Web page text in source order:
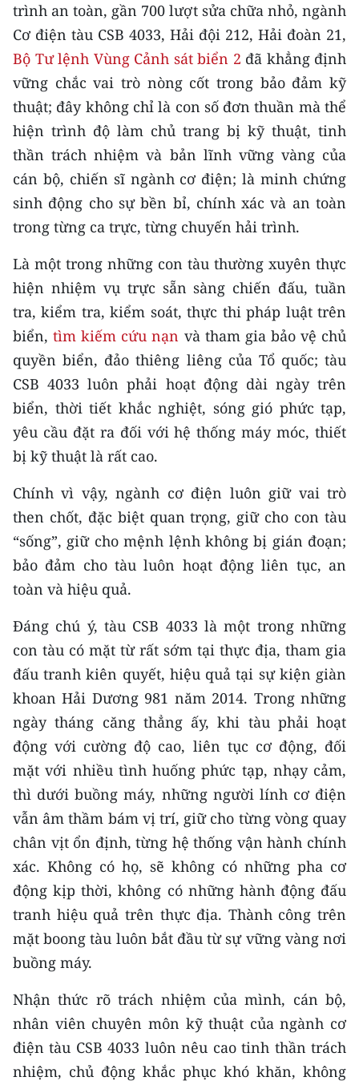
CHƯƠNG TRÌNH OCOP - MỖI XÃ
MỘT SẢN PHẨM
RADIO
MEDIA CENTER
E-Magazine
Video
Media Chính trị
Media Kinh tế
Media Văn hóa
Media Xã hội
Media Pháp luật
Media Du lịch
Media Thế giới
Media Thể thao
Media Giáo dục
Media Y tế
Media Khoa học - Công nghệ
Ảnh
Infographic
TIN MỚI
TIN ĐỊA PHƯƠNG
Trung du và miền núi phía Bắc
Đồng bằng sông Hồng
Bắc Trung Bộ
Duyên hải Nam Trung Bộ và Tây
Nguyên
Đông Nam Bộ
Đồng bằng sông Cửu Long
Chuyên trang Hà Nội
Chuyên trang TP. Hồ Chí Minh
trình an toàn, gần 700 lượt sửa chữa nhỏ, ngành
Cơ điện tàu CSB 4033, Hải đội 212, Hải đoàn 21,
Bộ Tư lệnh Vùng Cảnh sát biển 2 đã khẳng định
vững chắc vai trò nòng cốt trong bảo đảm kỹ
thuật; đây không chỉ là con số đơn thuần mà thể
hiện trình độ làm chủ trang bị kỹ thuật, tinh
thần trách nhiệm và bản lĩnh vững vàng của
cán bộ, chiến sĩ ngành cơ điện; là minh chứng
sinh động cho sự bền bỉ, chính xác và an toàn
trong từng ca trực, từng chuyến hải trình.
Là một trong những con tàu thường xuyên thực
hiện nhiệm vụ trực sẵn sàng chiến đấu, tuần
tra, kiểm tra, kiểm soát, thực thi pháp luật trên
biển,tìm kiếm cứu nạn và tham gia bảo vệ chủ
quyền biển, đảo thiêng liêng của Tổ quốc; tàu
CSB 4033 luôn phải hoạt động dài ngày trên
biển, thời tiết khắc nghiệt, sóng gió phức tạp,
yêu cầu đặt ra đối với hệ thống máy móc, thiết
bị kỹ thuật là rất cao.
Chính vì vậy, ngành cơ điện luôn giữ vai trò
then chốt, đặc biệt quan trọng, giữ cho con tàu
“sống”, giữ cho mệnh lệnh không bị gián đoạn;
bảo đảm cho tàu luôn hoạt động liên tục, an
toàn và hiệu quả.
Đáng chú ý, tàu CSB 4033 là một trong những
con tàu có mặt từ rất sớm tại thực địa, tham gia
đấu tranh kiên quyết, hiệu quả tại sự kiện giàn
khoan Hải Dương 981 năm 2014. Trong những
ngày tháng căng thẳng ấy, khi tàu phải hoạt
động với cường độ cao, liên tục cơ động, đối
mặt với nhiều tình huống phức tạp, nhạy cảm,
thì dưới buồng máy, những người lính cơ điện
vẫn âm thầm bám vị trí, giữ cho từng vòng quay
chân vịt ổn định, từng hệ thống vận hành chính
xác. Không có họ, sẽ không có những pha cơ
động kịp thời, không có những hành động đấu
tranh hiệu quả trên thực địa. Thành công trên
mặt boong tàu luôn bắt đầu từ sự vững vàng nơi
buồng máy.
Nhận thức rõ trách nhiệm của mình, cán bộ,
nhân viên chuyên môn kỹ thuật của ngành cơ
điện tàu CSB 4033 luôn nêu cao tinh thần trách
nhiệm, chủ động khắc phục khó khăn, không